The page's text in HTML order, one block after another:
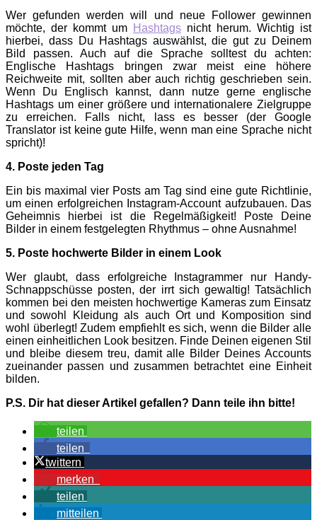
Wer gefunden werden will und neue Follower gewinnen
möchte, der kommt um
Hashtags nicht herum. Wichtig ist
hierbei, dass Du Hashtags auswählst, die gut zu Deinem
Bild passen. Auch auf die Sprache solltest du achten:
Englische Hashtags bringen zwar meist eine höhere
Reichweite mit, sollten aber auch richtig geschrieben sein.
Wenn Du Englisch kannst, dann nutze gerne englische
Hashtags um einer größere und internationalere Zielgruppe
zu erreichen. Falls nicht, lass es besser (der Google
Translator ist keine gute Hilfe, wenn man eine Sprache nicht
spricht)!
4. Poste jeden Tag
Ein bis maximal vier Posts am Tag sind eine gute Richtlinie,
um einen erfolgreichen Instagram-Account aufzubauen. Das
Geheimnis hierbei ist die Regelmäßigkeit! Poste Deine
Bilder in einem festgelegten Rhythmus – ohne Ausnahme!
5. Poste hochwerte Bilder in einem Look
Wer glaubt, dass erfolgreiche Instagrammer nur Handy-
Schnappschüsse posten, der irrt sich gewaltig! Tatsächlich
kommen bei den meisten hochwertige Kameras zum Einsatz
und sowohl Kleidung als auch Ort und Komposition sind
wohl überlegt! Zudem empfiehlt es sich, wenn die Bilder alle
einen einheitlichen Look besitzen. Finde Deinen eigenen Stil
und bleibe diesem treu, damit alle Bilder Deines Accounts
zueinander passen und zusammen betrachtet eine Einheit
bilden.
P.S. Dir hat dieser Artikel gefallen? Dann teile ihn bitte!
teilen
teilen
twittern
merken
teilen
mitteilen